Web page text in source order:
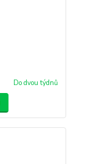
Do dvou týdnů